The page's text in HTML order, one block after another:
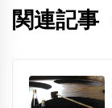
関連記事